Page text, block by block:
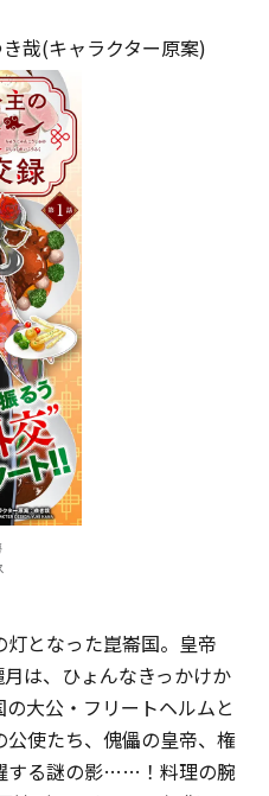
哉(キャラクター原案)
となった崑崙国。皇帝
は、ひょんなきっかけか
大公・フリートヘルムと
使たち、傀儡の皇帝、権
する謎の影……！料理の腕